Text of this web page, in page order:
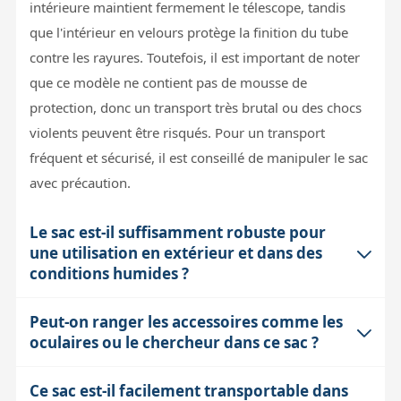
intérieure maintient fermement le télescope, tandis
que l'intérieur en velours protège la finition du tube
contre les rayures. Toutefois, il est important de noter
que ce modèle ne contient pas de mousse de
protection, donc un transport très brutal ou des chocs
violents peuvent être risqués. Pour un transport
fréquent et sécurisé, il est conseillé de manipuler le sac
avec précaution.
Le sac est-il suffisamment robuste pour
une utilisation en extérieur et dans des
conditions humides ?
Le tissu extérieur est en Cordura, un matériau très
résistant et déperlant, qui protège efficacement contre
Peut-on ranger les accessoires comme les
oculaires ou le chercheur dans ce sac ?
Le sac inclut un petit compartiment amovible pour les
Ce sac est-il facilement transportable dans